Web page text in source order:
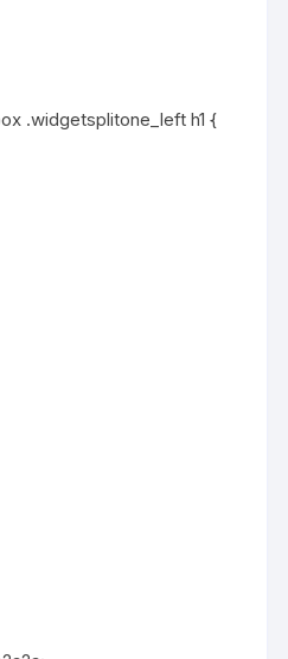
.widgetsplitone_left h1 {